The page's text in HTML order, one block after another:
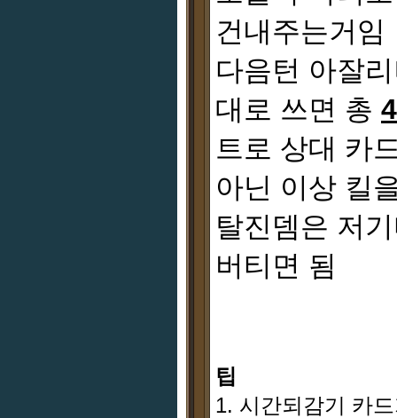
건내주는거임
다음턴 아잘
대로 쓰면 총
트로 상대 카
아닌 이상 킬
탈진뎀은 저
버티면 됨
팁
1. 시간되감기 카